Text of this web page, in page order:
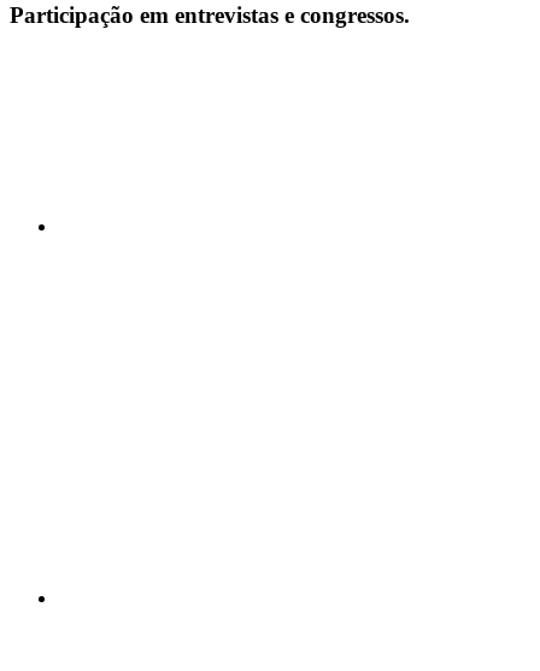
Participação em entrevistas e congressos.